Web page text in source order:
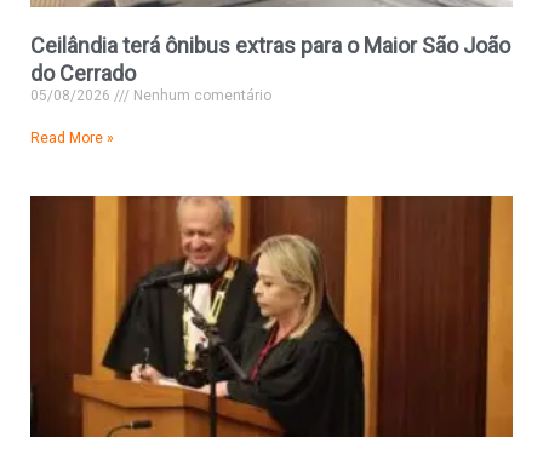
Ceilândia terá ônibus extras para o Maior São João
do Cerrado
05/08/2026 Nenhum comentário
Read More »